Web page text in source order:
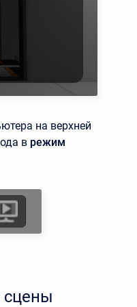
на верхней
в режим
сцены